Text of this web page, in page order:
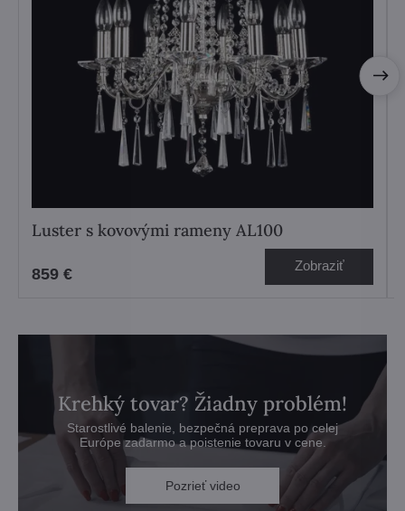
Luster s kovovými rameny AL100
859 € Zobraziť
Krehký tovar? Žiadny problém!
Starostlivé balenie, bezpečná preprava po celej
Európe zadarmo a poistenie tovaru v cene.
Pozrieť video